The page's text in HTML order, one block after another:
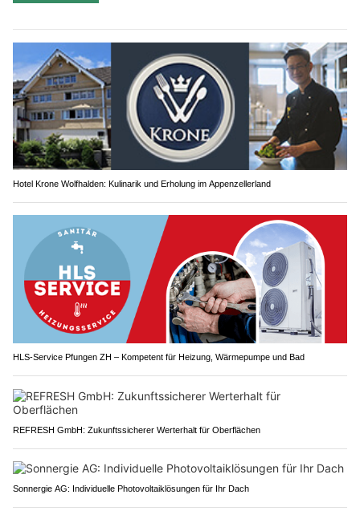
Hotel Krone Wolfhalden: Kulinarik und Erholung im Appenzellerland
HLS-Service Pfungen ZH – Kompetent für Heizung, Wärmepumpe und Bad
REFRESH GmbH: Zukunftssicherer Werterhalt für Oberflächen
Sonnergie AG: Individuelle Photovoltaiklösungen für Ihr Dach